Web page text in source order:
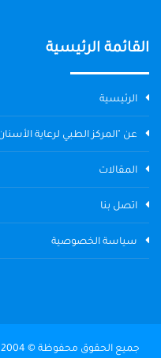
القائمة الرئيسية
الرئيسية
عن "المركز الطبي لرعاية
المقالات
اتصل بنا
سياسة الخصوصية